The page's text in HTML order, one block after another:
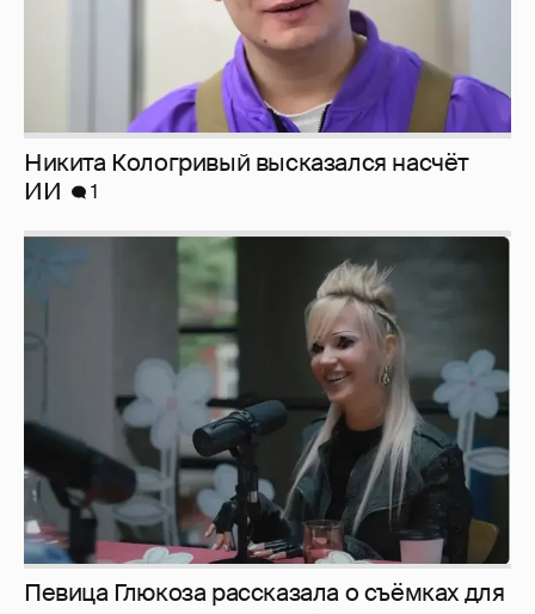
Певица Глюкоза рассказала о съёмках для
эротического журнала
3